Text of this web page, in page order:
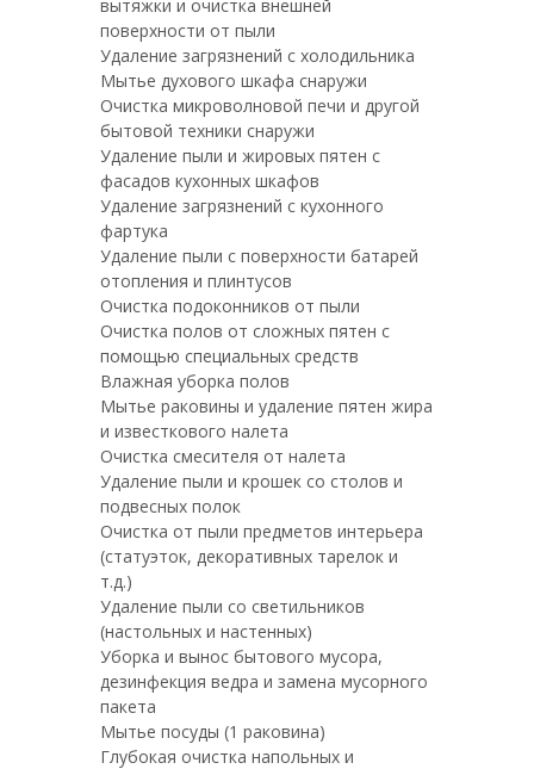
вытяжки и очистка внешней
поверхности от пыли
Удаление загрязнений с холодильника
Мытье духового шкафа снаружи
Очистка микроволновой печи и другой
бытовой техники снаружи
Удаление пыли и жировых пятен с
фасадов кухонных шкафов
Удаление загрязнений с кухонного
фартука
Удаление пыли с поверхности батарей
отопления и плинтусов
Очистка подоконников от пыли
Очистка полов от сложных пятен с
помощью специальных средств
Влажная уборка полов
Мытье раковины и удаление пятен жира
и известкового налета
Очистка смесителя от налета
Удаление пыли и крошек со столов и
подвесных полок
Очистка от пыли предметов интерьера
(статуэток, декоративных тарелок и
т.д.)
Удаление пыли со светильников
(настольных и настенных)
Уборка и вынос бытового мусора,
дезинфекция ведра и замена мусорного
пакета
Мытье посуды (1 раковина)
Глубокая очистка напольных и